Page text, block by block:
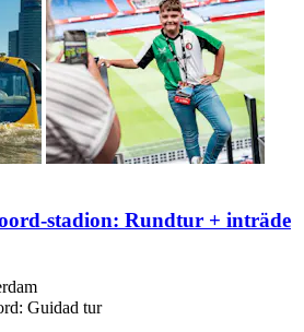
stadion: Rundtur + inträde
Guidad tur